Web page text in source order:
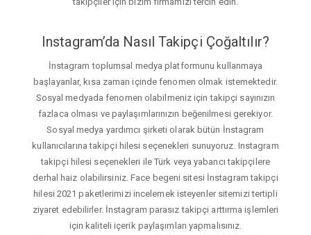
Instagram’da Nasıl Takipçi Çoğaltılır?
İnstagram toplumsal medya platformunu kullanmaya
başlayanlar, kısa zaman içinde fenomen olmak istemektedir.
Sosyal medyada fenomen olabilmeniz için takipçi sayınızın
fazlaca olması ve paylaşımlarınızın beğenilmesi gerekiyor.
Sosyal medya yardımcı şirketi olarak bütün İnstagram
kullanıcılarına takipçi hilesi seçenekleri sunuyoruz. Instagram
takipçi hilesi seçenekleri ile Türk veya yabancı takipçilere
derhal haiz olabilirsiniz. Face begeni sitesi İnstagram takipçi
hilesi 2021 paketlerimizi incelemek isteyenler sitemizi tertipli
ziyaret edebilirler. İnstagram parasız takipçi arttırma işlemleri
için kaliteli içerik paylaşımları yapmalısınız.